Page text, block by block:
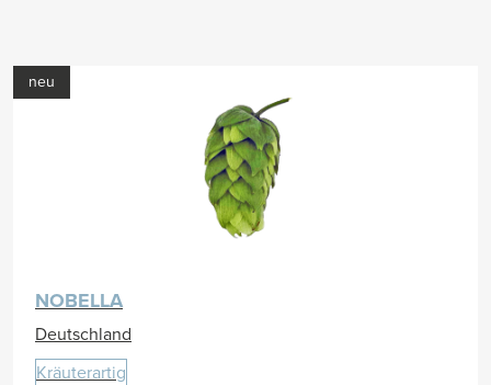
neu
NOBELLA
Deutschland
Kräuterartig